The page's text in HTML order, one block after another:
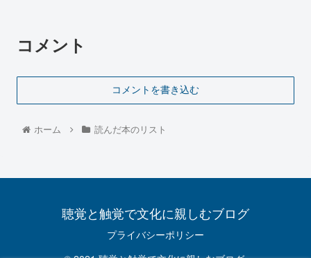
コメント
コメントを書き込む
ホーム 読んだ本のリスト
聴覚と触覚で文化に親しむブログ
プライバシーポリシー